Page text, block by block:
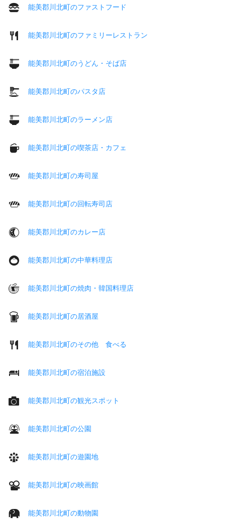
能美郡川北町のファストフード
能美郡川北町のファミリーレストラン
能美郡川北町のうどん・そば店
能美郡川北町のパスタ店
能美郡川北町のラーメン店
能美郡川北町の喫茶店・カフェ
能美郡川北町の寿司屋
能美郡川北町の回転寿司店
能美郡川北町のカレー店
能美郡川北町の中華料理店
能美郡川北町の焼肉・韓国料理店
能美郡川北町の居酒屋
能美郡川北町のその他 食べる
能美郡川北町の宿泊施設
能美郡川北町の観光スポット
能美郡川北町の公園
能美郡川北町の遊園地
能美郡川北町の映画館
能美郡川北町の動物園